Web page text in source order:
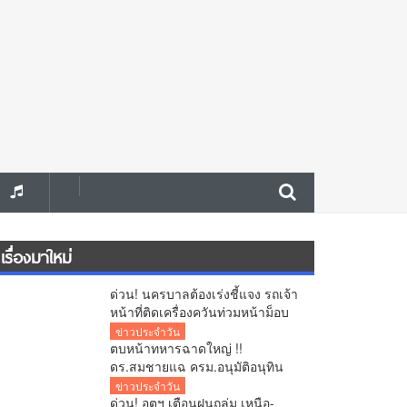
เรื่องมาใหม่
ด่วน! นครบาลต้องเร่งชี้แจง รถเจ้า
หน้าที่ติดเครื่องควันท่วมหน้าม็อบ
ค้านแลนด์บริดจ์ คลิปว่อนโซเชียล!
ข่าวประจำวัน
ตบหน้าทหารฉาดใหญ่ !!
ดร.สมชายแฉ ครม.อนุมัติอนุทิน
ตั้งการ์ดทักษิณนั่ง ผอ.ปฎิรูป
ประเทศ ระดับ C11 จับโป๊ะ หลาน
ข่าวประจำวัน
ด่วน! อุตุฯ เตือนฝนถล่ม เหนือ-